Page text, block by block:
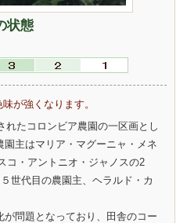
状態
が強くなります。
れたコロンビア農園の一区画とし
主はマリア・マグーニャ・メネ
コ・アントニオ・ジャノスの2
世代目の農園主、ヘラルド・カ
問題となっており、田舎のコー